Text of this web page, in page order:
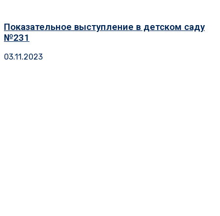
Показательное выступление в детском саду
№231
03.11.2023